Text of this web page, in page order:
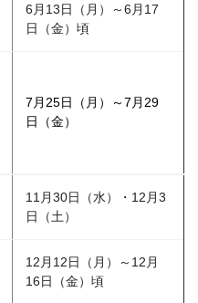
6月13日（月）～6月17
日（金）頃
7月25日（月）～7月29
日（金）
11月30日（水）・12月3
日（土）
12月12日（月）～12月
16日（金）頃